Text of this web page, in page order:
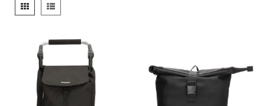
Tonen
als
Foto-
tabel
Lijst